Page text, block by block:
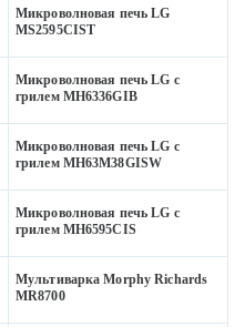
Микроволновая печь LG
MS2595CIST
Микроволновая печь LG с
грилем MH6336GIB
Микроволновая печь LG с
грилем MH63M38GISW
Микроволновая печь LG с
грилем MH6595CIS
Мультиварка Morphy Richards
MR8700